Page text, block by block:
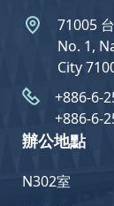
71005
No. 1,
City
+886-6-
+886-6-
辦公地點
N302室